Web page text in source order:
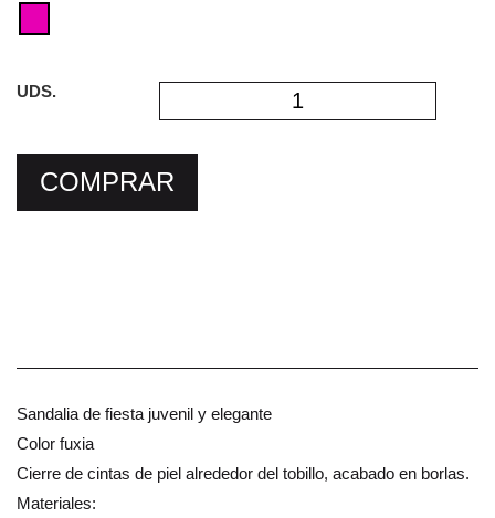
UDS.
COMPRAR
Sandalia de fiesta juvenil y elegante
Color fuxia
Cierre de cintas de piel alrededor del tobillo, acabado en borlas.
Materiales: